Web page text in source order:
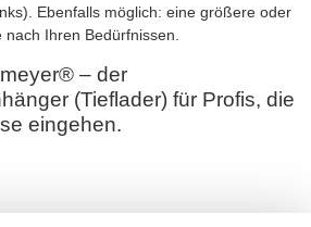
Ebenfalls möglich: eine größere oder
Ihren Bedürfnissen.
– der
(Tieflader) für Profis, die
eingehen.